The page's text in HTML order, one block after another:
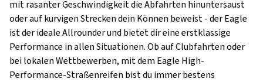
mit rasanter Geschwindigkeit die Abfahrten hinuntersaust
oder auf kurvigen Strecken dein Können beweist - der Eagle
ist der ideale Allrounder und bietet dir eine erstklassige
Performance in allen Situationen. Ob auf Clubfahrten oder
bei lokalen Wettbewerben, mit dem Eagle High-
Performance-Straßenreifen bist du immer bestens